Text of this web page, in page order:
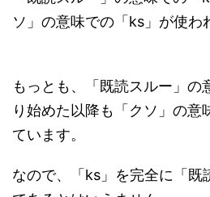
ソ」の意味での「ks」が使わ
もっとも、「既読スルー」の
り始めた以降も「クソ」の意
ています。
なので、「ks」を完全に「既